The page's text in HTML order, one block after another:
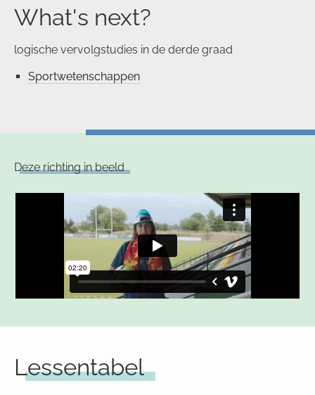
What's next?
logische vervolgstudies in de derde graad
Sportwetenschappen
Deze richting in beeld
Lessentabel